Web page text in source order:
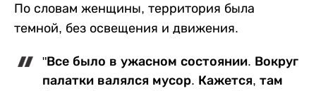
По словам женщины, территория была
темной, без освещения и движения.
"Все было в ужасном состоянии. Вокруг
палатки валялся мусор. Кажется, там